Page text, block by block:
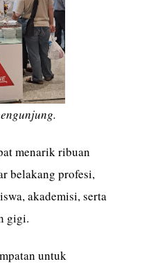
menarik ribuan
belakang profesi,
akademisi, serta
gigi.
untuk